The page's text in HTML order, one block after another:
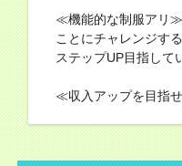
≪機能的な制服アリ
ことにチャレンジす
ステップUP目指して
≪収入アップを目指